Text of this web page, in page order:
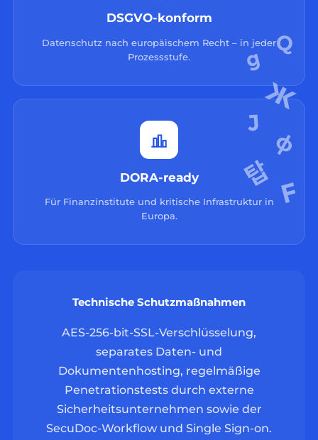
DSGVO-konform
Datenschutz nach europäischem Recht – in jeder
Prozessstufe.
DORA-ready
Für Finanzinstitute und kritische Infrastruktur in
Europa.
Technische Schutzmaßnahmen
AES-256-bit-SSL-Verschlüsselung,
separates Daten- und
Dokumentenhosting, regelmäßige
Penetrationstests durch externe
Sicherheitsunternehmen sowie der
SecuDoc-Workflow und Single Sign-on.